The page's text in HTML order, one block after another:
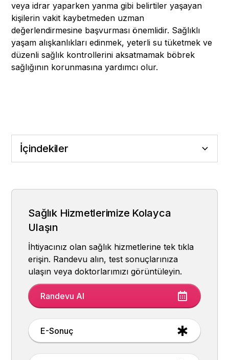
veya idrar yaparken yanma gibi belirtiler yaşayan
kişilerin vakit kaybetmeden uzman
değerlendirmesine başvurması önemlidir. Sağlıklı
yaşam alışkanlıkları edinmek, yeterli su tüketmek ve
düzenli sağlık kontrollerini aksatmamak böbrek
sağlığının korunmasına yardımcı olur.
İçindekiler
Sağlık Hizmetlerimize Kolayca
Ulaşın
İhtiyacınız olan sağlık hizmetlerine tek tıkla
erişin. Randevu alın, test sonuçlarınıza
ulaşın veya doktorlarımızı görüntüleyin.
Randevu Al
E-Sonuç